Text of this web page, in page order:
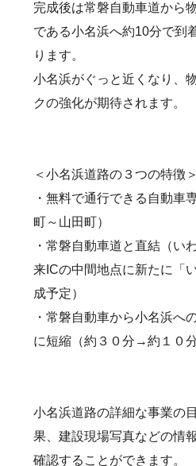
完成後は常磐自動車道から
である小名浜へ約10分で到
ります。
小名浜がぐっと近くなり、
クの強化が期待されます。
＜小名浜道路の３つの特徴＞
・無料で通行できる自動車
町～山田町）
・常磐自動車道と直結（い
来ICの中間地点に新たに「
成予定）
・常磐自動車から小名浜へ
に短縮（約３０分→約１０分
小名浜道路の詳細な事業の
果、建設現場写真などの情
確認することができます。